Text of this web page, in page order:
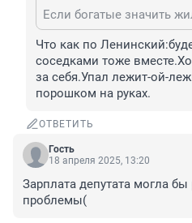
Что как по
соседками тоже
за себя.Упал лежит-ой-
порошком на руках.
ОТВЕТИТЬ
Гость
18 апреля 2025, 13:20
Зарплата депутата могла
проблемы(